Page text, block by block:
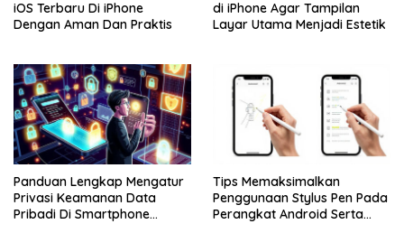
iOS Terbaru Di iPhone
Dengan Aman Dan Praktis
di iPhone Agar Tampilan
Layar Utama Menjadi Estetik
Panduan Lengkap Mengatur
Privasi Keamanan Data
Pribadi Di Smartphone
Tips Memaksimalkan
Penggunaan Stylus Pen Pada
Perangkat Android Serta